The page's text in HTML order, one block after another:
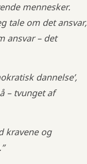
mennesker.
tale om det ansvar,
ansvar – det
dannelse’,
– tvunget af
kravene og